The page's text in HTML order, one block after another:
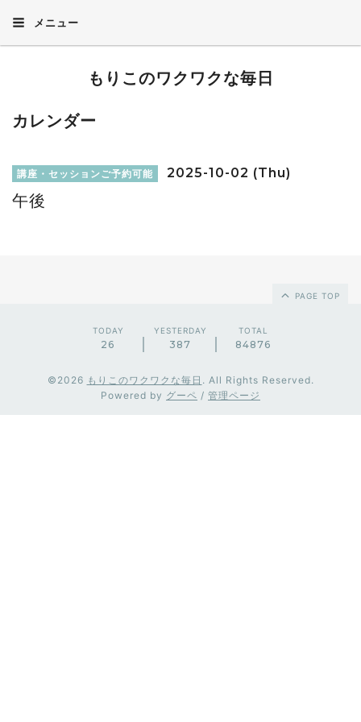
メニュー
もりこのワクワクな毎日
カレンダー
講座・セッションご予約可能 2025-10-02 (Thu)
午後
PAGE TOP
TODAY
26
YESTERDAY
387
TOTAL
84876
©2026 もりこのワクワクな毎日 . All Rights Reserved.
Powered by グーペ / 管理ページ